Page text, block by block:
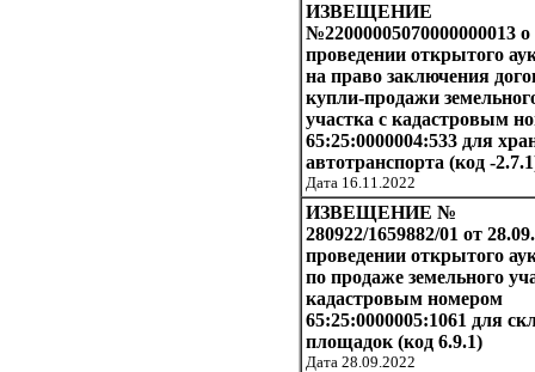
ИЗВЕЩЕНИЕ
№22000005070000000013 о
проведении открытого
на право заключения
купли-продажи
участка с кадастровым
65:25:0000004:533 для
автотранспорта (код -
Дата 16.11.2022
ИЗВЕЩЕНИЕ №
280922/1659882/01 от
проведении открытого
по продаже земельного
кадастровым номером
65:25:0000005:1061 для
площадок (код 6.9.1)
Дата 28.09.2022